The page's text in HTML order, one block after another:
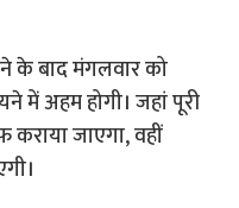
के बाद मंगलवार को
में अहम होगी। जहां पूरी
जाएगा, वहीं